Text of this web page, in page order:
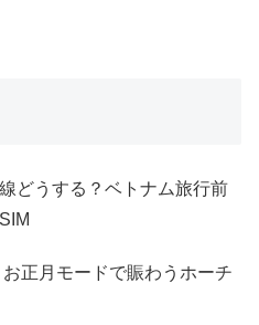
どうする？ベトナム旅行前
正月モードで賑わうホーチ